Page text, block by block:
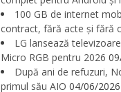
100 GB de internet
contract, fără acte și fără
LG lansează
Micro RGB pentru 2026
După ani de refuzuri,
primul său AIO 04/06/2026